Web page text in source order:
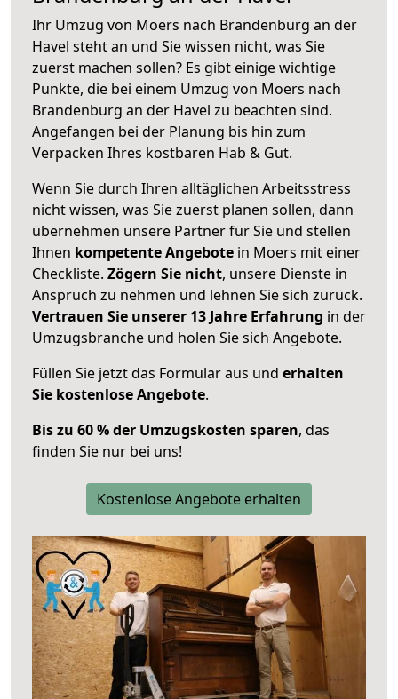
Ihr Umzug von Moers nach Brandenburg an der
Havel steht an und Sie wissen nicht, was Sie
zuerst machen sollen? Es gibt einige wichtige
Punkte, die bei einem Umzug von Moers nach
Brandenburg an der Havel zu beachten sind.
Angefangen bei der Planung bis hin zum
Verpacken Ihres kostbaren Hab & Gut.
Wenn Sie durch Ihren alltäglichen Arbeitsstress
nicht wissen, was Sie zuerst planen sollen, dann
übernehmen unsere Partner für Sie und stellen
Ihnen kompetente Angebote in Moers mit einer
Checkliste. Zögern Sie nicht, unsere Dienste in
Anspruch zu nehmen und lehnen Sie sich zurück.
Vertrauen Sie unserer 13 Jahre Erfahrung in der
Umzugsbranche und holen Sie sich Angebote.
Füllen Sie jetzt das Formular aus und erhalten
Sie kostenlose Angebote.
Bis zu 60 % der Umzugskosten sparen, das
finden Sie nur bei uns!
Kostenlose Angebote erhalten